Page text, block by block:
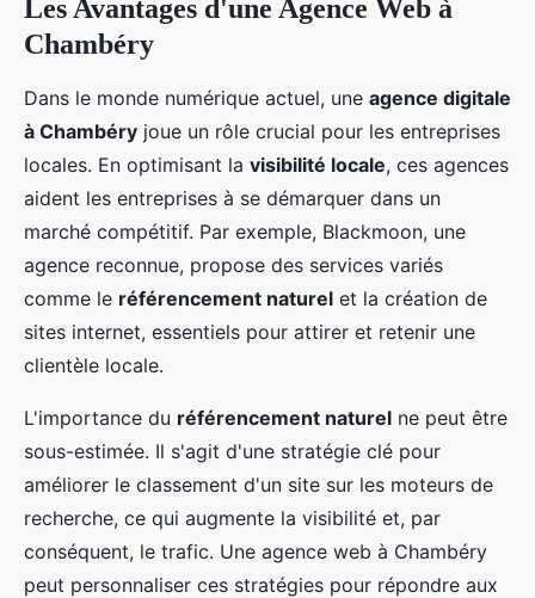
Les Avantages d'une Agence Web à
Chambéry
Dans le monde numérique actuel, une agence digitale
à Chambéry joue un rôle crucial pour les entreprises
locales. En optimisant la visibilité locale, ces agences
aident les entreprises à se démarquer dans un
marché compétitif. Par exemple, Blackmoon, une
agence reconnue, propose des services variés
comme le référencement naturel et la création de
sites internet, essentiels pour attirer et retenir une
clientèle locale.
L'importance du référencement naturel ne peut être
sous-estimée. Il s'agit d'une stratégie clé pour
améliorer le classement d'un site sur les moteurs de
recherche, ce qui augmente la visibilité et, par
conséquent, le trafic. Une agence web à Chambéry
peut personnaliser ces stratégies pour répondre aux